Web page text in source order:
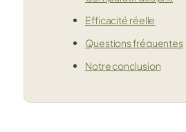
Efficacité réelle
Questions fréquentes
Notre conclusion